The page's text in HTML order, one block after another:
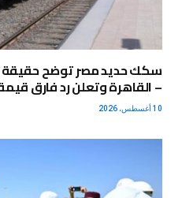
سكك حديد مصر توضح حقيقة
– القاهرة وتعلن رد فارق
10 أغسطس، 2026